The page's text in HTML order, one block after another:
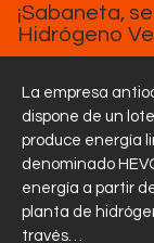
¡Sabaneta,
Hidrógeno
La empresa
dispone de un
produce energía
denominado
energía a partir
planta de
través…